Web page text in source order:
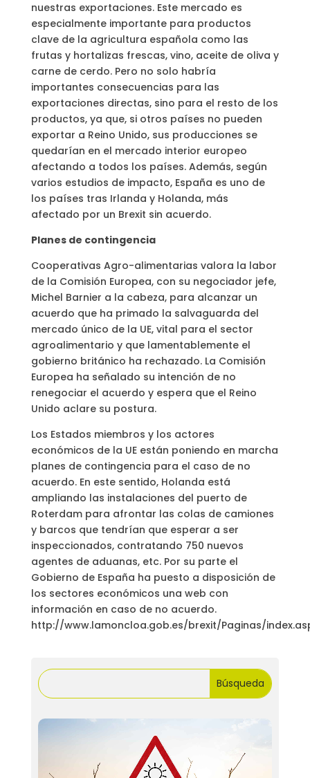
nuestras exportaciones. Este mercado es
especialmente importante para productos
clave de la agricultura española como las
frutas y hortalizas frescas, vino, aceite de oliva y
carne de cerdo. Pero no solo habría
importantes consecuencias para las
exportaciones directas, sino para el resto de los
productos, ya que, si otros países no pueden
exportar a Reino Unido, sus producciones se
quedarían en el mercado interior europeo
afectando a todos los países. Además, según
varios estudios de impacto, España es uno de
los países tras Irlanda y Holanda, más
afectado por un Brexit sin acuerdo.
Planes de contingencia
Cooperativas Agro-alimentarias valora la labor
de la Comisión Europea, con su negociador jefe,
Michel Barnier a la cabeza, para alcanzar un
acuerdo que ha primado la salvaguarda del
mercado único de la UE, vital para el sector
agroalimentario y que lamentablemente el
gobierno británico ha rechazado. La Comisión
Europea ha señalado su intención de no
renegociar el acuerdo y espera que el Reino
Unido aclare su postura.
Los Estados miembros y los actores
económicos de la UE están poniendo en marcha
planes de contingencia para el caso de no
acuerdo. En este sentido, Holanda está
ampliando las instalaciones del puerto de
Roterdam para afrontar las colas de camiones
y barcos que tendrían que esperar a ser
inspeccionados, contratando 750 nuevos
agentes de aduanas, etc. Por su parte el
Gobierno de España ha puesto a disposición de
los sectores económicos una web con
información en caso de no acuerdo.
http://www.lamoncloa.gob.es/brexit/Paginas/